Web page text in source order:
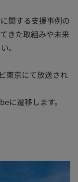
関する支援事例の
きた取組みや未来
。
東京にて放送され
に遷移します。